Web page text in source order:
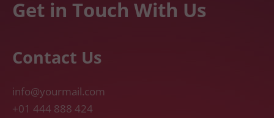
Get in Touch With Us
Contact Us
info@yourmail.com
+01 444 888 424